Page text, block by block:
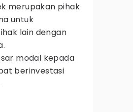
merupakan pihak
untuk
lain dengan
modal kepada
berinvestasi